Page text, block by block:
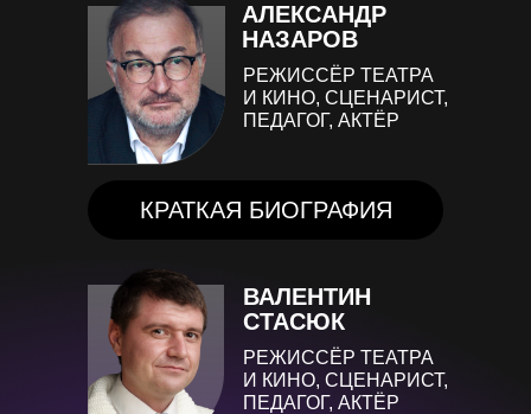
АЛЕКСАНДР
НАЗАРОВ
РЕЖИССЁР ТЕАТРА
И КИНО, СЦЕНАРИСТ,
ПЕДАГОГ, АКТЁР
КРАТКАЯ БИОГРАФИЯ
ВАЛЕНТИН
СТАСЮК
РЕЖИССЁР ТЕАТРА
И КИНО, СЦЕНАРИСТ,
ПЕДАГОГ, АКТЁР